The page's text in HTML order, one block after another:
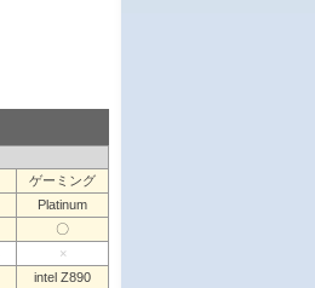
ゲーミング
Platinum
〇
×
intel Z890